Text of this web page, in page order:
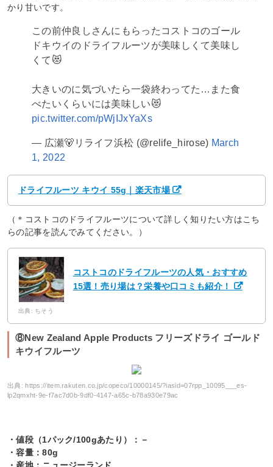
かり甘いです。
この前仲良しさんにもらったコストコのゴール
ドキウイのドライフルーツが美味しくて美味し
くて😻
大きいのに気づいたら一袋終わってた…また食
べたいくらいには美味しい😻
pic.twitter.com/pWjIJxYaXs
— 広瀬🐻リライフ浜松 (@relife_hirose) March
1, 2022
ドライフルーツ キウイ 55g｜楽天市場
（＊コストコのドライフルーツについて詳しく知りたい方はこち
らの記事を読んでみてください。）
コストコのドライフルーツの人気・おすすめ
15選！売り場は？栄養や口コミも紹介！
出典: ちそう
⑧New Zealand Apple Products フリーズドライ ゴールド
キウイフルーツ
出典:https://item.rakuten.co.jp/copeco/10000145/?iasid=07rpp_10095___es-
lp2qmxht-9e-f7ac7d0b-9df0-4147-a65c-b78a930e79ac
・値段（1パック/100gあたり）：－
・容量：80g
・産地：ニュージーランド